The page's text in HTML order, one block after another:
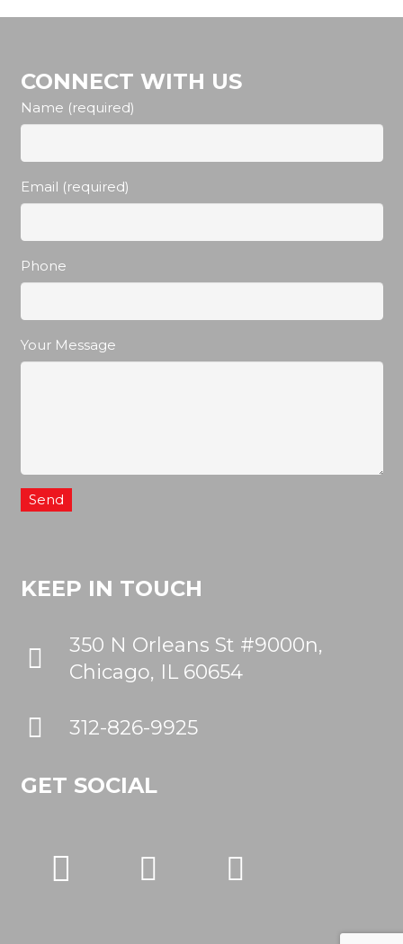
CONNECT WITH US
Name (required)
Email (required)
Phone
Your Message
KEEP IN TOUCH
350 N Orleans St #9000n,
Chicago, IL 60654
312-826-9925
GET SOCIAL